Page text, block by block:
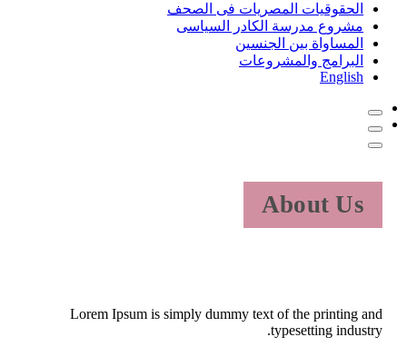
الحقوقيات المصريات فى الصحف
مشروع مدرسة الكادر السياسى
المساواة بين الجنسين
البرامج والمشروعات
English
About Us
Lorem Ipsum is simply dummy text of the printing and
typesetting industry.